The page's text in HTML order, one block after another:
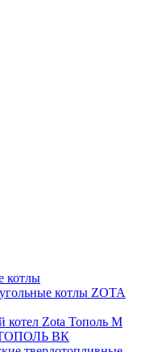
котлы
котлы ZOTA
котел Zota Тополь М
ТОПОЛЬ ВК